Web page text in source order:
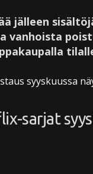
jälleen
vanhoista
syyskuussa
sarjat